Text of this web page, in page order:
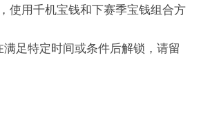
使用千机宝钱和下赛季宝钱组合方
足特定时间或条件后解锁，请留